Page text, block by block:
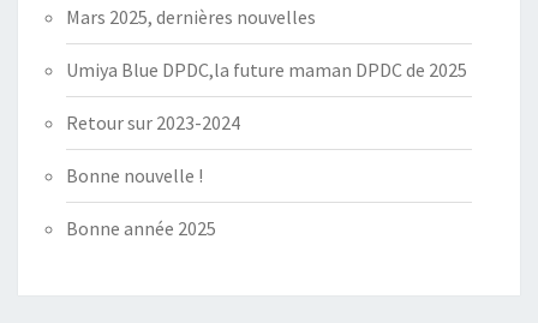
Mars 2025, dernières nouvelles
Umiya Blue DPDC,la future maman DPDC de 2025
Retour sur 2023-2024
Bonne nouvelle !
Bonne année 2025